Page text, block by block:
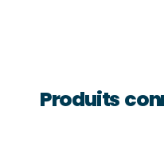
Produits